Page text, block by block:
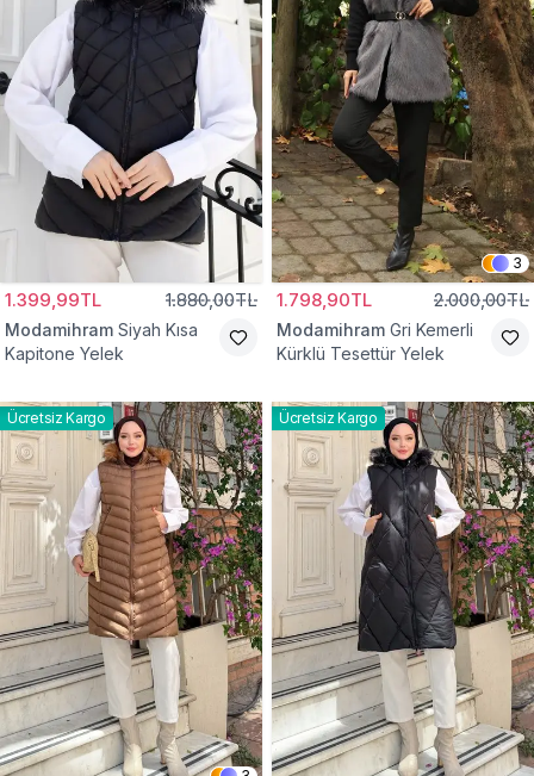
1.399,99TL 1.880,00TL
Modamihram Siyah Kısa
Kapitone Yelek
3
1.798,90TL 2.000,00TL
Modamihram Gri Kemerli
Kürklü Tesettür Yelek
Ücretsiz Kargo Ücretsiz Kargo